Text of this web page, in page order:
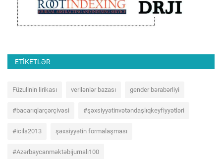
ETIKETLƏR
Füzulinin lirikası verilənlər bazası gender bərabərliyi
#bacarıqlarçərçivəsi #şəxsiyyətinvətəndaşlıqkeyfiyyətləri
#icils2013 şəxsiyyətin formalaşması
#Azərbaycanməktəbijurnalı100